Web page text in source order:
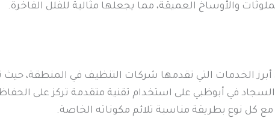
والأوساخ العميقة، مما يجعلها مثالية للفلل الفاخرة.
الخدمات التي تقدمها شركات التنظيف في المنطقة،
في أبوظبي على استخدام تقنية متقدمة تركز على
كل نوع بطريقة مناسبة تلائم مكوناته الخاصة.